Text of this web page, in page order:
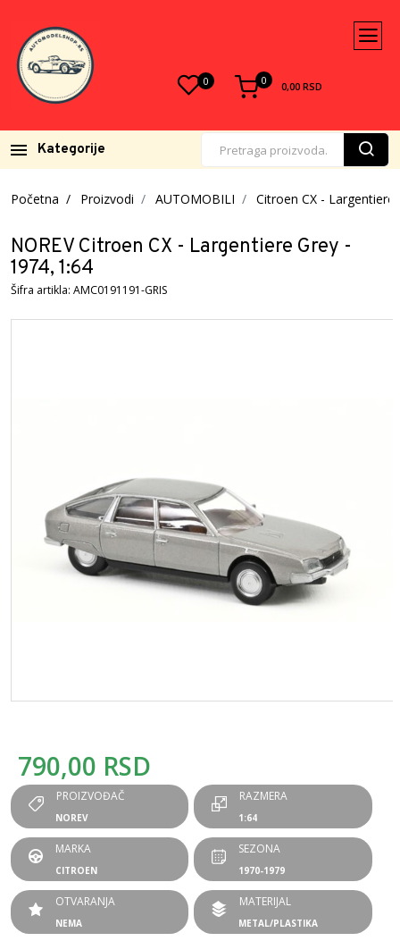
Kategorije
0 0,00 RSD
0
Početna Proizvodi AUTOMOBILI Citroen CX - Largentiere
NOREV Citroen CX - Largentiere Grey -
1974, 1:64
Šifra artikla: AMC0191191-GRIS
790,00 RSD
PROIZVOĐAČ
NOREV
RAZMERA
1:64
MARKA
CITROEN
SEZONA
1970-1979
OTVARANJA
NEMA
MATERIJAL
METAL/PLASTIKA